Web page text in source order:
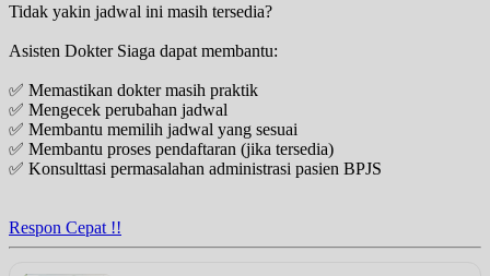
Tidak yakin jadwal ini masih tersedia?
Asisten Dokter Siaga dapat membantu:
✅ Memastikan dokter masih praktik
✅ Mengecek perubahan jadwal
✅ Membantu memilih jadwal yang sesuai
✅ Membantu proses pendaftaran (jika tersedia)
✅ Konsulttasi permasalahan administrasi pasien BPJS
Respon Cepat !!